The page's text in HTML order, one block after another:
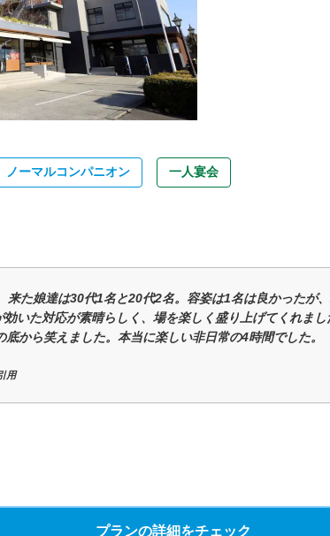
ノーマルコンパニオン 一人宴会
来た娘達は30代1名と20代2名。容姿は1名は良かったが
いた対応が素晴らしく、場を楽しく盛り上げてくれま
から笑えました。本当に楽しい非日常の4時間でした。
用
プランの詳細をチェック